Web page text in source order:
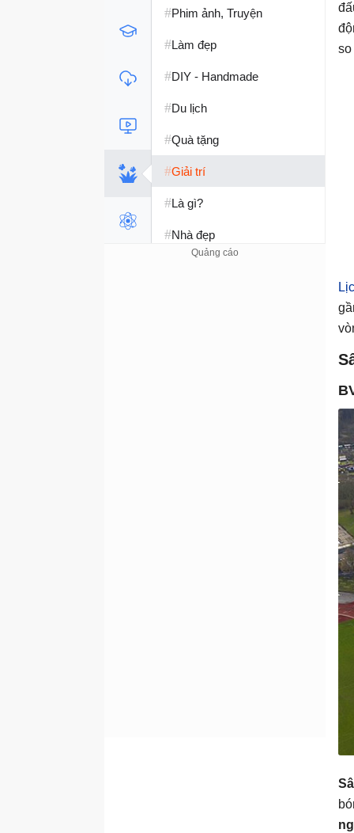
so
#Phim ảnh, Truyện
#Làm đẹp
#DIY - Handmade
#Du lịch
#Quà tặng
#Giải trí
#Là gì?
#Nhà đẹp